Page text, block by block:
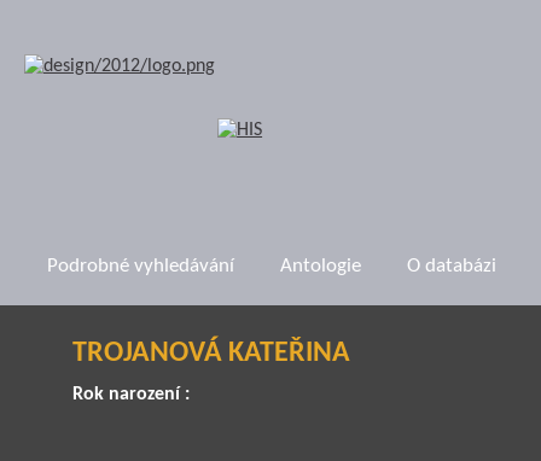
Podrobné vyhledávání Antologie O databázi
TROJANOVÁ KATEŘINA
Rok narození :